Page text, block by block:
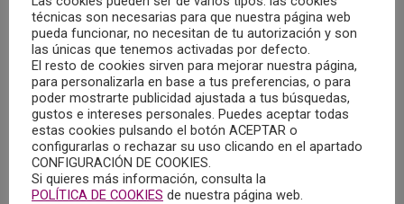
técnicas son necesarias para que nuestra página web
pueda funcionar, no necesitan de tu autorización y son
las únicas que tenemos activadas por defecto.
El resto de cookies sirven para mejorar nuestra página,
para personalizarla en base a tus preferencias, o para
poder mostrarte publicidad ajustada a tus búsquedas,
gustos e intereses personales. Puedes aceptar todas
estas cookies pulsando el botón ACEPTAR o
configurarlas o rechazar su uso clicando en el apartado
CONFIGURACIÓN DE COOKIES.
Si quieres más información, consulta la
POLÍTICA DE COOKIES de nuestra página web.